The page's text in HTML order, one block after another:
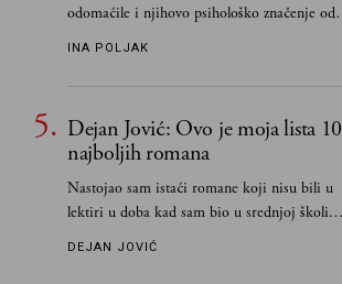
odomaćile i njihovo psihološko značenje od
INA POLJAK
Dejan Jović: Ovo je moja lista 10
najboljih romana
Nastojao sam istaći romane koji nisu bili u
lektiri u doba kad sam bio u srednjoj školi.
Smatrao sam da su "klasici" već dovoljno
DEJAN JOVIĆ